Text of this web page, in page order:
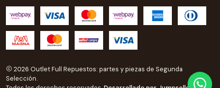
2026 Outlet Full Repuestos: partes y piezas de Segunda
Selección.